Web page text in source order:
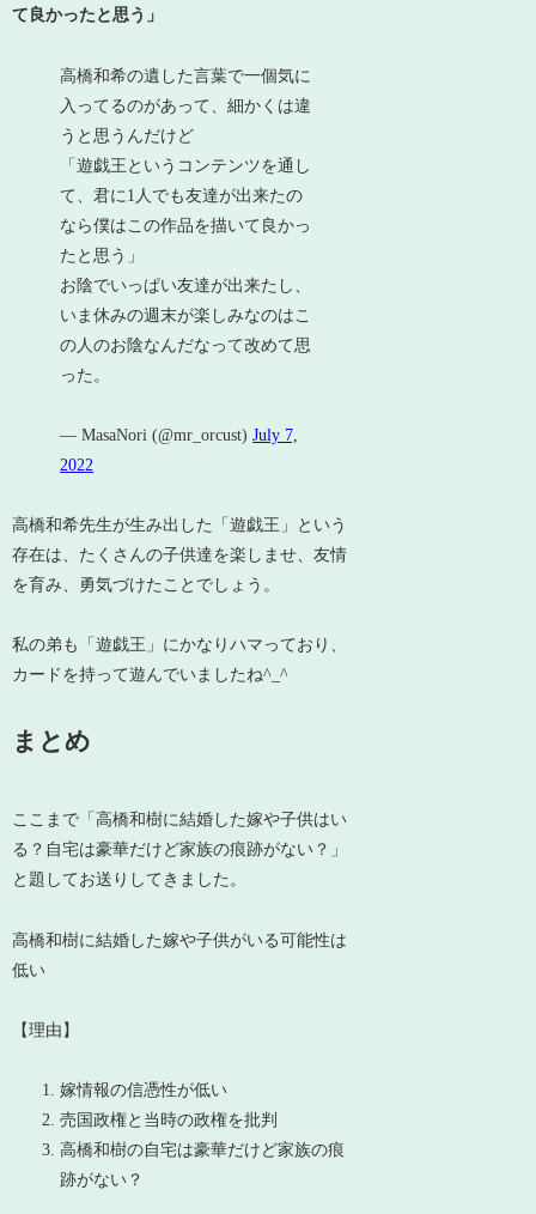
て良かったと思う」
高橋和希の遺した言葉で一個気に
入ってるのがあって、細かくは違
うと思うんだけど
「遊戯王というコンテンツを通し
て、君に1人でも友達が出来たの
なら僕はこの作品を描いて良かっ
たと思う」
お陰でいっぱい友達が出来たし、
いま休みの週末が楽しみなのはこ
の人のお陰なんだなって改めて思
った。
— MasaNori (@mr_orcust)July 7,
2022
高橋和希先生が生み出した「遊戯王」という
存在は、たくさんの子供達を楽しませ、友情
を育み、勇気づけたことでしょう。
私の弟も「遊戯王」にかなりハマっており、
カードを持って遊んでいましたね^_^
まとめ
ここまで「高橋和樹に結婚した嫁や子供はい
る？自宅は豪華だけど家族の痕跡がない？」
と題してお送りしてきました。
高橋和樹に結婚した嫁や子供がいる可能性は
低い
【理由】
嫁情報の信憑性が低い
売国政権と当時の政権を批判
高橋和樹の自宅は豪華だけど家族の痕
跡がない？